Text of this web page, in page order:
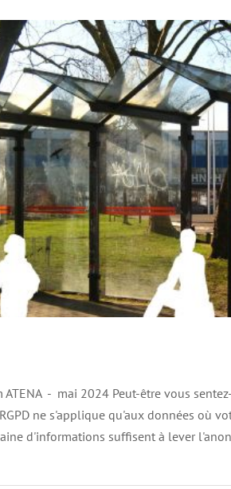
ATENA - mai 2024 Peut-être vous
ne s'applique qu'aux données où
d'informations suffisent à lever
de Banque Centrale – 17